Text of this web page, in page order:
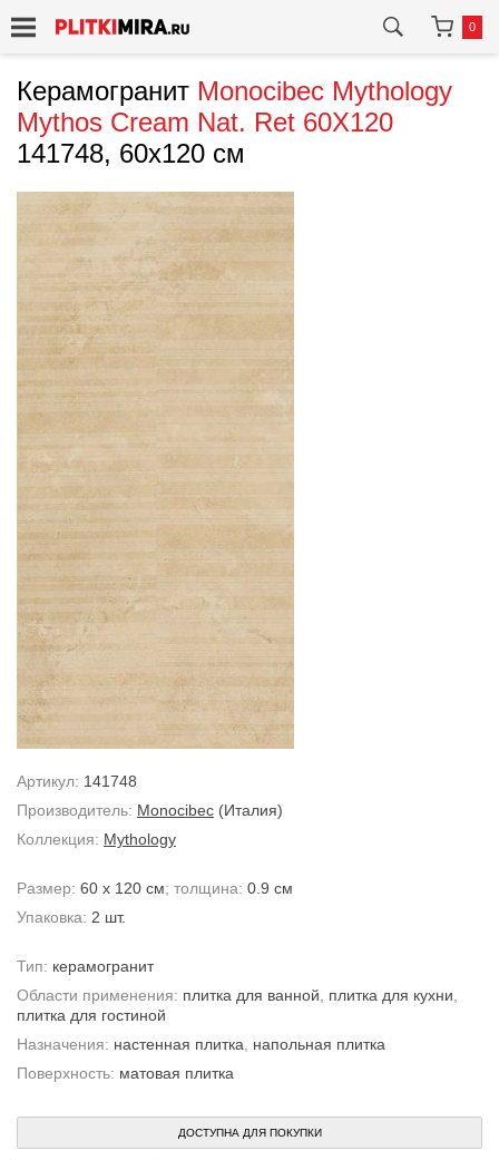
0
Керамогранит Monocibec Mythology
Mythos Cream Nat. Ret 60X120
141748, 60x120 см
Артикул: 141748
Производитель: Monocibec (Италия)
Коллекция: Mythology
Размер: 60 x 120 см; толщина: 0.9 см
Упаковка: 2 шт.
Тип: керамогранит
Области применения: плитка для ванной плитка для кухни
плитка для гостиной
Назначения: настенная плитка
напольная плитка
Поверхность: матовая плитка
ДОСТУПНА ДЛЯ ПОКУПКИ